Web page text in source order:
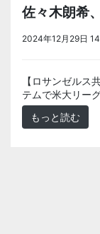
佐々木朗希
2024年12月29日
【ロサンゼルス
テムで米大リー
もっと読む